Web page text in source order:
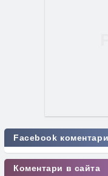
Facebook коментари
Коментари в сайта